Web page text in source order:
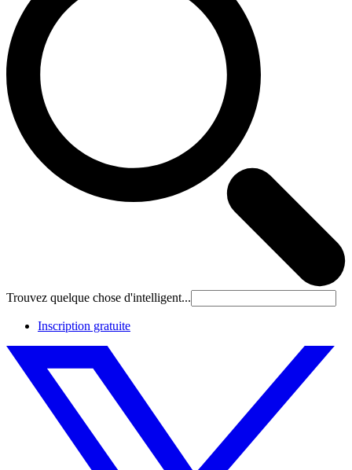
Trouvez quelque chose d'intelligent...
Inscription gratuite